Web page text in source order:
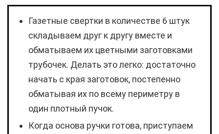
Газетные свертки в количестве 6 штук
складываем друг к другу вместе и
обматываем их цветными заготовками
трубочек. Делать это легко: достаточно
начать с края заготовок, постепенно
обматывая их по всему периметру в
один плотный пучок.
Когда основа ручки готова, приступаем